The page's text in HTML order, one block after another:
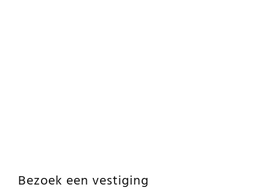
Bezoek een vestiging